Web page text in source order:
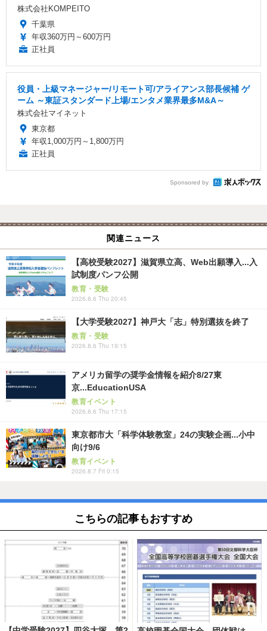
株式会社KOMPEITO
千葉県
年収360万円～600万円
正社員
役員・上級マネージャー/リモート可/アライアンス部長候補 ゲ
ーム ～東証スタンダード上場/エンタメ業界最多M&A～
株式会社マイネット
東京都
年収1,000万円～1,800万円
正社員
Sponsored by
関連ニュース
【高校受験2027】滋賀県立高、Web出願導入...入
試制度パンフ公開
教育・受験
2026.8.6 Thu 20:45
【大学受験2027】神戸大「志」特別選抜を終了
教育・受験
2026.8.6 Thu 19:15
アメリカ留学の奨学金情報を紹介8/27東
京...EducationUSA
教育イベント
2026.8.6 Thu 17:15
東京都市大「科学体験教室」24の実験企画...小中
向け9/6
教育イベント
2026.8.7 Fri 0:15
こちらの記事もおすすめ